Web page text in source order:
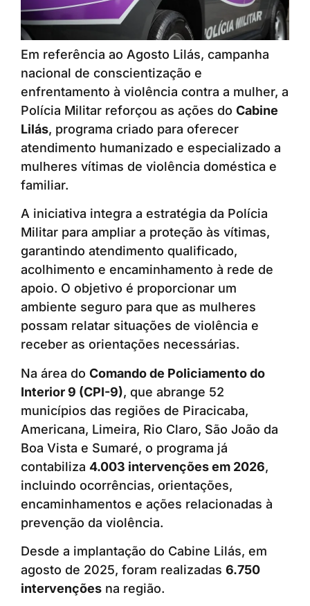
Em referência ao Agosto Lilás, campanha
nacional de conscientização e
enfrentamento à violência contra a mulher, a
Polícia Militar reforçou as ações do Cabine
Lilás, programa criado para oferecer
atendimento humanizado e especializado a
mulheres vítimas de violência doméstica e
familiar.
A iniciativa integra a estratégia da Polícia
Militar para ampliar a proteção às vítimas,
garantindo atendimento qualificado,
acolhimento e encaminhamento à rede de
apoio. O objetivo é proporcionar um
ambiente seguro para que as mulheres
possam relatar situações de violência e
receber as orientações necessárias.
Na área do Comando de Policiamento do
Interior 9 (CPI-9), que abrange 52
municípios das regiões de Piracicaba,
Americana, Limeira, Rio Claro, São João da
Boa Vista e Sumaré, o programa já
contabiliza 4.003 intervenções em 2026,
incluindo ocorrências, orientações,
encaminhamentos e ações relacionadas à
prevenção da violência.
Desde a implantação do Cabine Lilás, em
agosto de 2025, foram realizadas 6.750
intervenções na região.